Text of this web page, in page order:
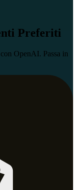
Preferiti
OpenAI. Passa in